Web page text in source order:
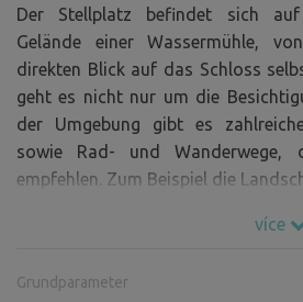
Der Stellplatz befindet sich auf
Gelände einer Wassermühle,
direkten Blick auf das Schloss
geht es nicht nur um die
der Umgebung gibt es
sowie Rad- und Wanderwege,
empfehlen. Zum Beispiel die
auf die umliegenden Hügel
více
Grundparameter